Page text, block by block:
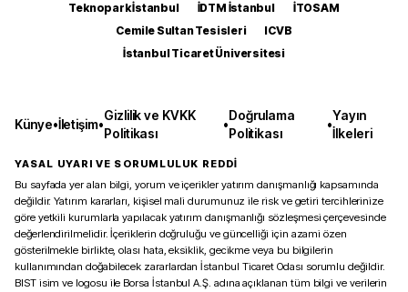
Teknopark İstanbul
İDTM İstanbul
İTOSAM
Cemile Sultan Tesisleri
ICVB
İstanbul Ticaret Üniversitesi
Künye•İletişim•
Gizlilik ve KVKK
Politikası
•
Doğrulama
Politikası
•
Yayın
İlkeleri
YASAL UYARI VE SORUMLULUK REDDİ
Bu sayfada yer alan bilgi, yorum ve içerikler yatırım danışmanlığı kapsamında
değildir. Yatırım kararları, kişisel mali durumunuz ile risk ve getiri tercihlerinize
göre yetkili kurumlarla yapılacak yatırım danışmanlığı sözleşmesi çerçevesinde
değerlendirilmelidir. İçeriklerin doğruluğu ve güncelliği için azami özen
gösterilmekle birlikte, olası hata, eksiklik, gecikme veya bu bilgilerin
kullanımından doğabilecek zararlardan İstanbul Ticaret Odası sorumlu değildir.
BIST isim ve logosu ile Borsa İstanbul A.Ş. adına açıklanan tüm bilgi ve verilerin